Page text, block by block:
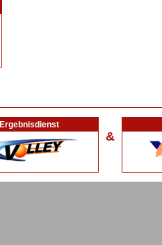
Ergebnisdienst
&